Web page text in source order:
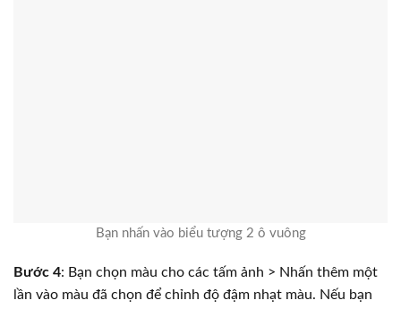
Bạn nhấn vào biểu tượng 2 ô vuông
Bước 4: Bạn chọn màu cho các tấm ảnh > Nhấn thêm một
lần vào màu đã chọn để chỉnh độ đậm nhạt màu. Nếu bạn